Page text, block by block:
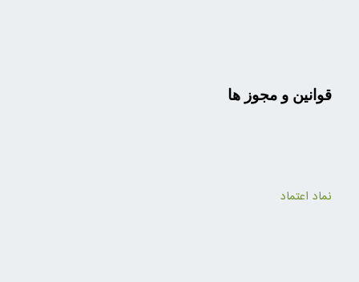
قوانین و مجوز ها
نماد اعتماد